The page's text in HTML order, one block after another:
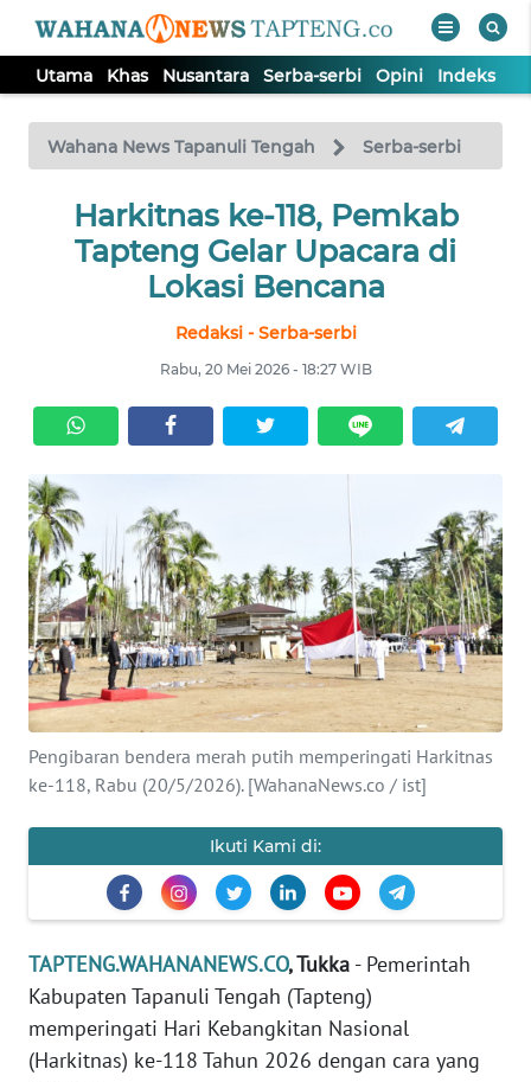
Utama Khas Nusantara Serba-serbi Opini Indeks
Wahana News Tapanuli Tengah Serba-serbi
Harkitnas ke-118, Pemkab
Tapteng Gelar Upacara di
Lokasi Bencana
Redaksi - Serba-serbi
Rabu, 20 Mei 2026 - 18:27 WIB
Pengibaran bendera merah putih memperingati Harkitnas
ke-118, Rabu (20/5/2026). [WahanaNews.co / ist]
Ikuti Kami di:
TAPTENG.WAHANANEWS.CO, Tukka - Pemerintah
Kabupaten Tapanuli Tengah (Tapteng)
memperingati Hari Kebangkitan Nasional
(Harkitnas) ke-118 Tahun 2026 dengan cara yang
TV
Tutup
UTAMA
SERBA-
SERBI
OPINI
Informasi
INDEKS
BERITA
KONTAK
KAMI
INFO
PEDOMAN
MEDIA